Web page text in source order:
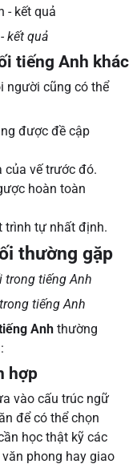
kết quả
tiếng Anh khác
người cũng có thể
được đề cập
của vế trước đó.
hoàn toàn
trình tự nhất định.
thường gặp
tiếng Anh
Anh thường
hợp
vào cấu trúc ngữ
để có thể chọn
học thật kỹ các
phong hay giao